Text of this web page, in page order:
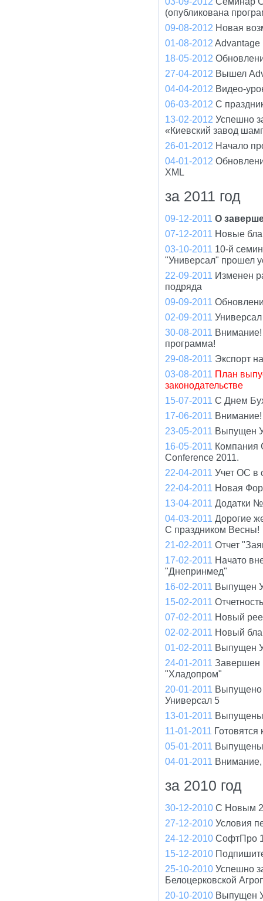
(опубликована
09-08-2012 Новая
01-08-2012
18-05-2012
27-04-2012 Вышел
04-04-2012 Видео-
06-03-2012 С
13-02-2012 Успешно
«Киевский завод
26-01-2012 Начало
04-01-2012
XML
за 2011 год
09-12-2011 О
07-12-2011 Новые
03-10-2011 10-й
"Универсал" прошел
22-09-2011 Изменен
подряда
09-09-2011
02-09-2011
30-08-2011
программа!
29-08-2011 Экспорт
03-08-2011 План
законодательстве
15-07-2011 С Днем
17-06-2011
23-05-2011 Выпущен
16-05-2011 Компания
Conference 2011.
22-04-2011 Учет ОС в
22-04-2011 Новая
13-04-2011 Додатки
04-03-2011 Дорогие
С праздником Весны!
21-02-2011 Отчет
17-02-2011 Начато
"Днепринмед"
16-02-2011 Выпущен
15-02-2011
07-02-2011 Новый
02-02-2011 Новый
01-02-2011 Выпущен
24-01-2011 Завершен
"Хладопром"
20-01-2011 Выпущено
Универсал 5
13-01-2011 Выпущены
11-01-2011
05-01-2011 Выпущены
04-01-2011 Внимание,
за 2010 год
30-12-2010 С Новым
27-12-2010 Условия
24-12-2010 СофтПро
15-12-2010
25-10-2010 Успешно
Белоцерковской
20-10-2010 Выпущен